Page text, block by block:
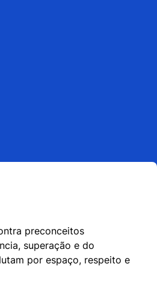
preconceitos
superação e do
por espaço, respeito e